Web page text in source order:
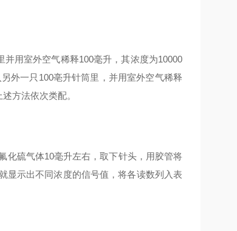
并用室外空气稀释100毫升，其浓度为10000
外一只100亳升针筒里，并用室外空气稀释
方法依次类配。
化硫气体10毫升左右，取下针头，用胶管将
显示出不同浓度的信号值，将各读数列入表